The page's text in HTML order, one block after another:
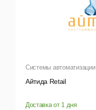
Системы автоматизации
Айтида Retail
Доставка от 1 дня